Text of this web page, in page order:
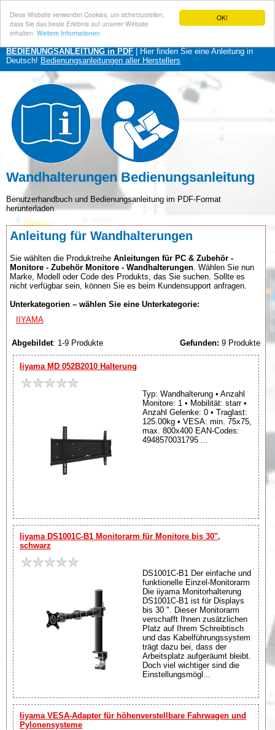
OK!
Diese Website verwendet Cookies, um sicherzustellen,
dass Sie das beste Erlebnis auf unserer Website
erhalten. Weitere Informationen
BEDIENUNGSANLEITUNG in PDF | Hier finden Sie eine Anleitung in
Deutsch! Bedienungsanleitungen aller Herstellers
Wandhalterungen Bedienungsanleitung
Benutzerhandbuch und Bedienungsanleitung im PDF-Format
herunterladen
Anleitung für Wandhalterungen
Sie wählten die Produktreihe Anleitungen für PC & Zubehör -
Monitore - Zubehör Monitore - Wandhalterungen . Wählen Sie nun
Marke, Modell oder Code des Produkts, das Sie suchen. Sollte es
nicht verfügbar sein, können Sie es beim Kundensupport anfragen.
Unterkategorien – wählen Sie eine Unterkategorie:
IIYAMA
Abgebildet: 1-9 Produkte Gefunden: 9 Produkte
Iiyama MD 052B2010 Halterung
Typ: Wandhalterung • Anzahl
Monitore: 1 • Mobilität: starr •
Anzahl Gelenke: 0 • Traglast:
125.00kg • VESA: min. 75x75,
max. 800x400 EAN-Codes:
4948570031795 ...
Iiyama DS1001C-B1 Monitorarm für Monitore bis 30'',
schwarz
DS1001C-B1 Der einfache und
funktionelle Einzel-Monitorarm
Die iiyama Monitorhalterung
DS1001C-B1 ist für Displays
bis 30 ". Dieser Monitorarm
verschafft Ihnen zusätzlichen
Platz auf Ihrem Schreibtisch
und das Kabelführungssystem
trägt dazu bei, dass der
Arbeitsplatz aufgeräumt bleibt.
Doch viel wichtiger sind die
Einstellungsmögl...
Iiyama VESA-Adapter für höhenverstellbare Fahrwagen und
Pylonensysteme